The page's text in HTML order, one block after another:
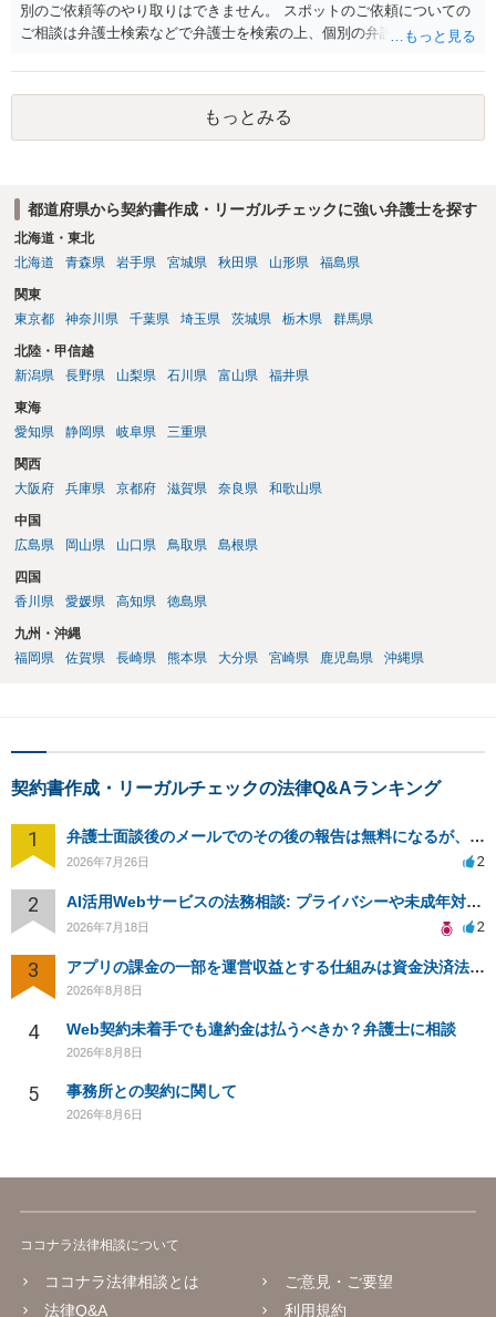
別のご依頼等のやり取りはできません。 スポットのご依頼についての
ご相談は弁護士検索などで弁護士を検索の上、個別の弁護士にご連絡
もっとみる
都道府県から契約書作成・リーガルチェックに強い弁護士を探す
北海道・東北
北海道
青森県 岩手県 宮城県 秋田県 山形県 福島県
関東
東京都
神奈川県 千葉県 埼玉県 茨城県 栃木県 群馬県
北陸・甲信越
新潟県
長野県 山梨県 石川県 富山県 福井県
東海
愛知県
静岡県 岐阜県 三重県
関西
大阪府
兵庫県 京都府 滋賀県 奈良県 和歌山県
中国
広島県
岡山県 山口県 鳥取県 島根県
四国
香川県
愛媛県 高知県 徳島県
九州・沖縄
福岡県
佐賀県 長崎県 熊本県 大分県 宮崎県 鹿児島県 沖縄県
契約書作成・リーガルチェックの法律Q&Aランキング
1 弁護士面談後のメールでのその後の報告は無料になるが、弁護士として興味ありますか？
2026年7月26日 2
2 AI活用Webサービスの法務相談: プライバシーや未成年対応など
2026年7月18日 2
3 アプリの課金の一部を運営収益とする仕組みは資金決済法に該当しますか？
2026年8月8日
4 Web契約未着手でも違約金は払うべきか？弁護士に相談
2026年8月8日
5 事務所との契約に関して
2026年8月6日
ココナラ法律相談について
ココナラ法律相談とは
法律Q&A
ご意見・ご要望
利用規約